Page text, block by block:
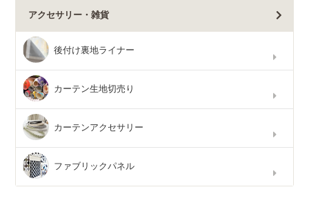
アクセサリー・雑貨
後付け裏地ライナー
カーテン生地切売り
カーテンアクセサリー
ファブリックパネル